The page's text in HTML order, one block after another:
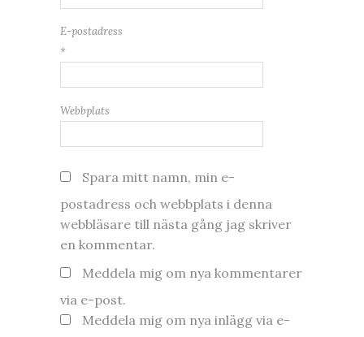
E-postadress
*
Webbplats
Spara mitt namn, min e-
postadress och webbplats i denna
webbläsare till nästa gång jag skriver
en kommentar.
Meddela mig om nya kommentarer
via e-post.
Meddela mig om nya inlägg via e-